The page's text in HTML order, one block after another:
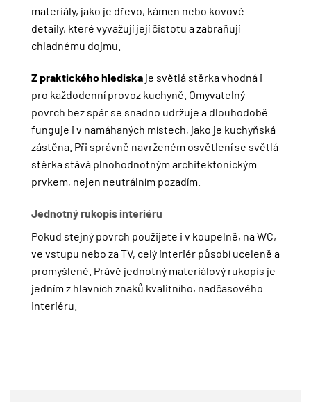
materiály, jako je dřevo, kámen nebo kovové
detaily, které vyvažují její čistotu a zabraňují
chladnému dojmu.
Z praktického hlediska je světlá stěrka vhodná i
pro každodenní provoz kuchyně. Omyvatelný
povrch bez spár se snadno udržuje a dlouhodobě
funguje i v namáhaných místech, jako je kuchyňská
zástěna. Při správně navrženém osvětlení se světlá
stěrka stává plnohodnotným architektonickým
prvkem, nejen neutrálním pozadím.
Jednotný rukopis interiéru
Pokud stejný povrch použijete i v koupelně, na WC,
ve vstupu nebo za TV, celý interiér působí uceleně a
promyšleně. Právě jednotný materiálový rukopis je
jedním z hlavních znaků kvalitního, nadčasového
interiéru.